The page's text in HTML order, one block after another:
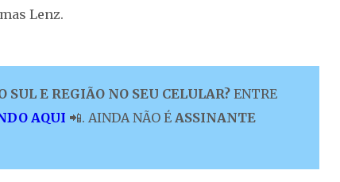
Lenz.
SUL E REGIÃO NO SEU CELULAR? ENTRE
AQUI 📲. AINDA NÃO É ASSINANTE